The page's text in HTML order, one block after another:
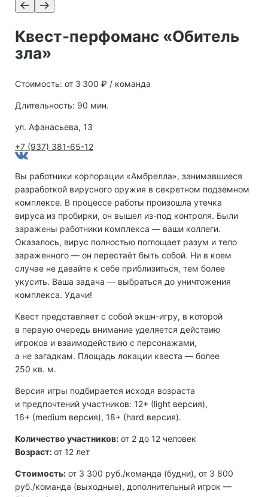
Квест-перфоманс «Обитель
зла»
Стоимость: от 3 300 ₽ / команда
Длительность: 90 мин.
ул. Афанасьева, 13
+7 (937) 381-65-12
Вы работники корпорации «Амбрелла», занимавшиеся
разработкой вирусного оружия в секретном подземном
комплексе. В процессе работы произошла утечка
вируса из пробирки, он вышел из-под контроля. Были
заражены работники комплекса — ваши коллеги.
Оказалось, вирус полностью поглощает разум и тело
зараженного — он перестаёт быть собой. Ни в коем
случае не давайте к себе приблизиться, тем более
укусить. Ваша задача — выбраться до уничтожения
комплекса. Удачи!
Квест представляет с собой экшн-игру, в которой
в первую очередь внимание уделяется действию
игроков и взаимодействию с персонажами,
а не загадкам. Площадь локации квеста — более
250 кв. м.
Версия игры подбирается исходя возраста
и предпочтений участников: 12+ (light версия),
16+ (medium версия), 18+ (hard версия).
Количество участников: от 2 до 12 человек
Возраст:от 12 лет
Стоимость: от 3 300 руб./команда (будни), от 3 800
руб./команда (выходные), дополнительный игрок —